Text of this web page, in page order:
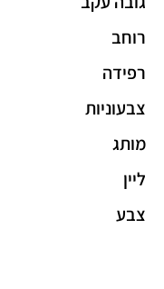
רוחב
רפידה
צבעוניות
מותג
ליין
צבע